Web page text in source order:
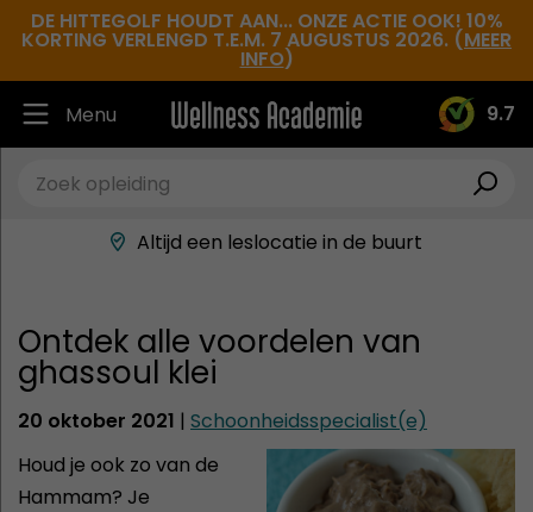
DE HITTEGOLF HOUDT AAN... ONZE ACTIE OOK! 10%
KORTING VERLENGD T.E.M. 7 AUGUSTUS 2026. (MEER
INFO)
9.7
Menu
Ruim 30.000 tevreden studenten
Beste docenten in de branche
Altijd een leslocatie in de buurt
Ontdek alle voordelen van
ghassoul klei
20 oktober 2021 | Schoonheidsspecialist(e)
Houd je ook zo van de
Hammam? Je